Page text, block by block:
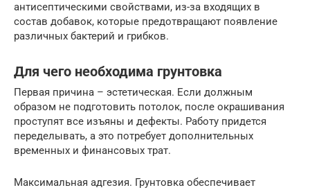
антисептическими свойствами, из-за входящих в
состав добавок, которые предотвращают появление
различных бактерий и грибков.
Для чего необходима грунтовка
Первая причина – эстетическая. Если должным
образом не подготовить потолок, после окрашивания
проступят все изъяны и дефекты. Работу придется
переделывать, а это потребует дополнительных
временных и финансовых трат.
Максимальная адгезия. Грунтовка обеспечивает